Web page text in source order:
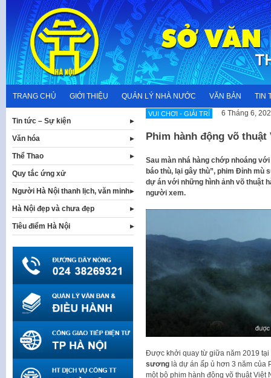
content
TRANG CHỦ GIỚI THIỆU QUẢN LÝ NHÀ NƯỚC VĂN BẢN TIN
VUI CHƠI - GIẢI TRÍ 6 Tháng 6,
Phim hành động võ
Sau màn nhá hàng chớp nhoáng
báo thù, lại gây thù”, phim Đỉnh mù
dự án với những hình ảnh võ thuật
người xem.
Được khởi quay từ giữa năm 2019
sươnglà dự án ấp ủ hơn 3 năm của
một bộ phim hành động võ thuật Việt
Tin tức – Sự kiện
Văn hóa
Thể Thao
Quy tắc ứng xử
Người Hà Nội thanh lịch, văn minh
Hà Nội đẹp và chưa đẹp
Tiêu điểm Hà Nội